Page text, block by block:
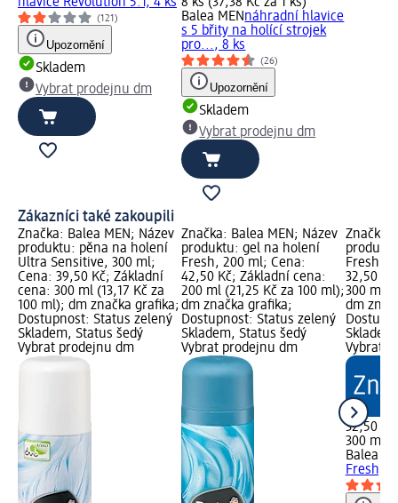
(121)
Upozornění
Skladem
Vybrat prodejnu dm
Balea MENnáhradní hlavice
s 5 břity na holící strojek
pro..., 8 ks
(26)
Upozornění
Skladem
Vybrat prodejnu dm
Zákazníci také zakoupili
Značka: Balea MEN; Název
produktu: pěna na holení
Ultra Sensitive, 300 ml;
Cena: 39,50 Kč; Základní
cena: 300 ml (13,17 Kč za
100 ml); dm značka grafika;
Dostupnost: Status zelený
Skladem, Status šedý
Vybrat prodejnu dm
Značka: Balea MEN; Název
produktu: gel na holení
Fresh, 200 ml; Cena:
42,50 Kč; Základní cena:
200 ml (21,25 Kč za 100 ml);
dm značka grafika;
Dostupnost: Status zelený
Skladem, Status šedý
Vybrat prodejnu dm
Značka:
Fresh,
32,50
300 ml
dm
Vybrat
32,50 Kč
300 ml
Balea
Fresh,